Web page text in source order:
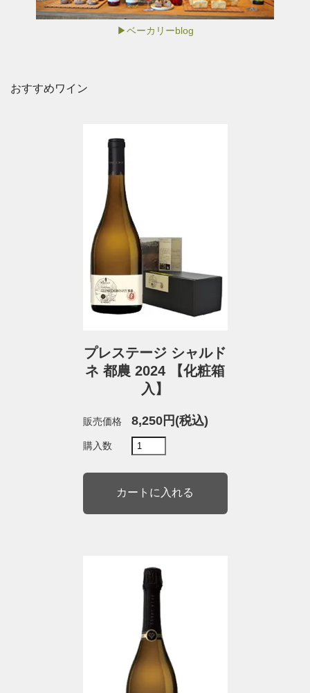
▶ベーカリーblog
おすすめワイン
プレステージ シャルド
ネ 都農 2024 【化粧箱
入】
販売価格 8,250円(税込)
購入数